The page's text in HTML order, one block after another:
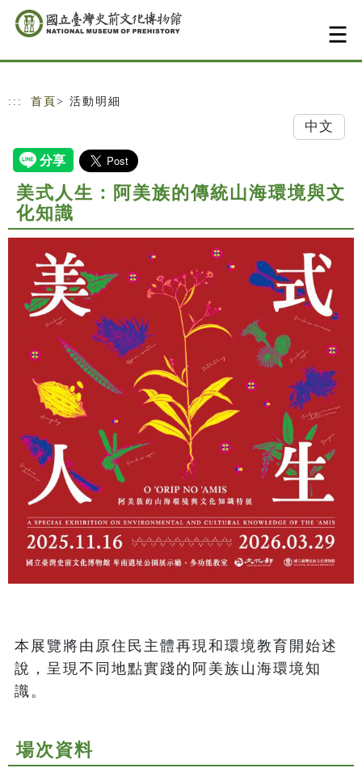
跳到主要內容
網站導覽
::: 首頁 > 活動明細
中文
美式人生：阿美族的傳統山海環境與文
化知識
本展覽將由原住民主體再現和環境教育開始述
說，呈現不同地點實踐的阿美族山海環境知
識。
場次資料